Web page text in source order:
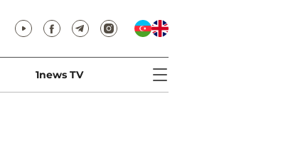
1news TV